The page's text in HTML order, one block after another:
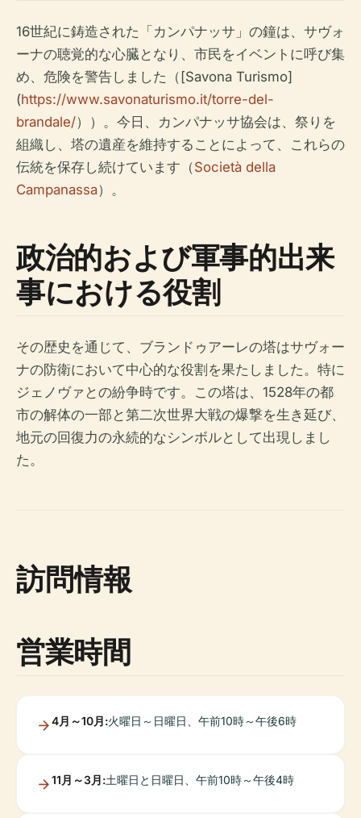
16世紀に鋳造された「カンパナッサ」の鐘は、サヴォ
ーナの聴覚的な心臓となり、市民をイベントに呼び集
め、危険を警告しました（[Savona Turismo]
(https://www.savonaturismo.it/torre-del-
brandale/））。今日、カンパナッサ協会は、祭りを
組織し、塔の遺産を維持することによって、これらの
伝統を保存し続けています（Società della
Campanassa）。
政治的および軍事的出来
事における役割
その歴史を通じて、ブランドゥアーレの塔はサヴォー
ナの防衛において中心的な役割を果たしました。特に
ジェノヴァとの紛争時です。この塔は、1528年の都
市の解体の一部と第二次世界大戦の爆撃を生き延び、
地元の回復力の永続的なシンボルとして出現しまし
た。
訪問情報
営業時間
4月～10月:火曜日～日曜日、午前10時～午後6時
11月～3月:土曜日と日曜日、午前10時～午後4時